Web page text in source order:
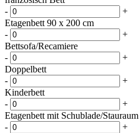
-
+
Etagenbett 90 x 200 cm
-
+
Bettsofa/Recamiere
-
+
Doppelbett
-
+
Kinderbett
-
+
Etagenbett mit Schublade/Stauraum
-
+